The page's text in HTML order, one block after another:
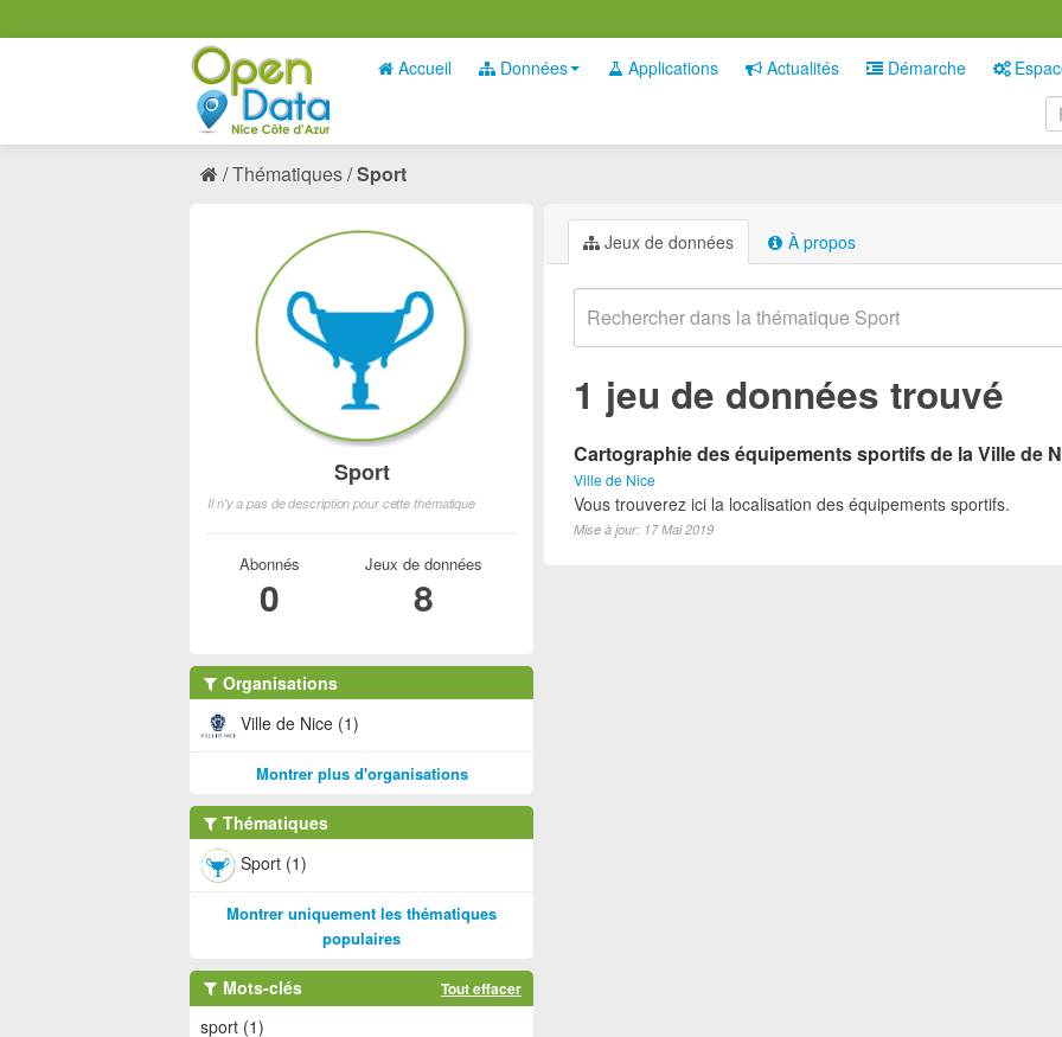
Accueil Données Applications Actualités Démarche
Thématiques Sport
Jeux de données À propos
1 jeu de données trouvé
Cartographie des équipements sportifs de la Ville de
Ville de Nice
Vous trouverez ici la localisation des équipements sportifs.
Mise à jour: 17 Mai 2019
Sport
Il n'y a pas de description pour cette thématique
Abonnés
0
Jeux de données
8
Organisations
Ville de Nice (1)
Montrer plus d'organisations
Thématiques
Sport (1)
Montrer uniquement les thématiques
populaires
Mots-clés Tout effacer
sport (1)